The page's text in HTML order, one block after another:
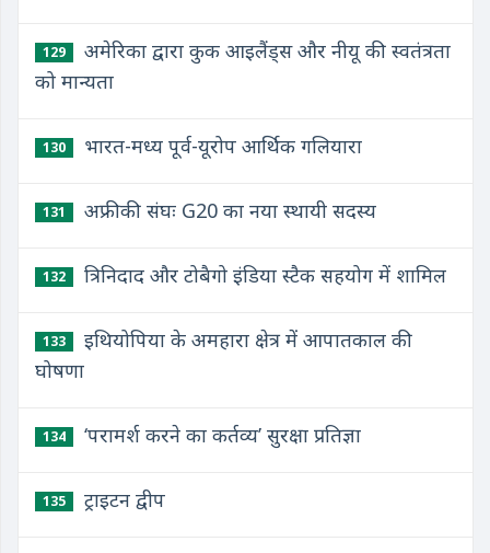
129
अमेरिका द्वारा कुक आइलैंड्स और नीयू की स्वतंत्रता
को मान्यता
130 भारत-मध्य पूर्व-यूरोप आर्थिक गलियारा
131 अफ्रीकी संघः G20 का नया स्थायी सदस्य
132 त्रिनिदाद और टोबैगो इंडिया स्टैक सहयोग में शामिल
133
इथियोपिया के अमहारा क्षेत्र में आपातकाल की
घोषणा
134 ‘परामर्श करने का कर्तव्य’ सुरक्षा प्रतिज्ञा
135 ट्राइटन द्वीप